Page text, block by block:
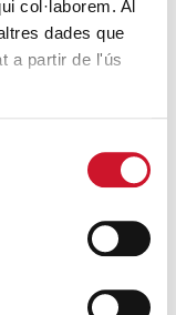
col·laborem. Al
dades que
a partir de l'ús
en la 2a